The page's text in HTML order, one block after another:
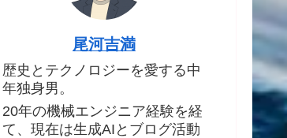
尾河吉満
歴史とテクノロジーを愛する中
年独身男。
20年の機械エンジニア経験を経
て、現在は生成AIとブログ活動